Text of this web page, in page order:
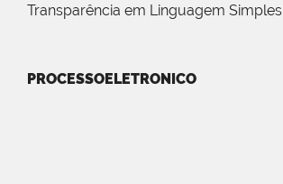
Transparência em Linguagem Simples
PROCESSOELETRONICO